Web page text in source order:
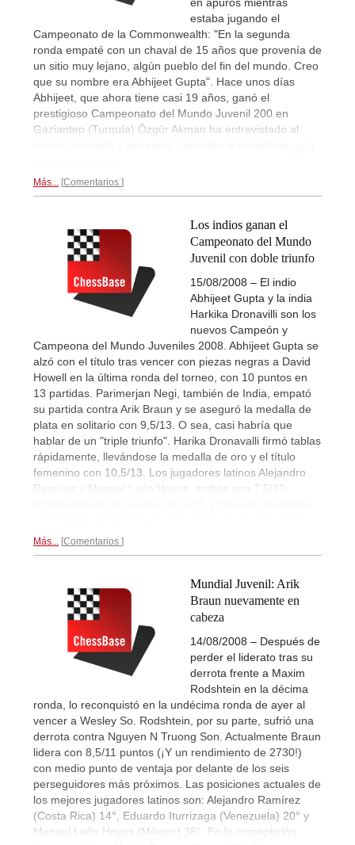
estaba jugando el
Campeonato de la Commonwealth: "En la segunda
ronda empaté con un chaval de 15 años que provenía de
un sitio muy lejano, algún pueblo del fin del mundo. Creo
que su nombre era Abhijeet Gupta". Hace unos días
Abhijeet, que ahora tiene casi 19 años, ganó el
prestigioso Campeonato del Mundo Juvenil 200 en
Gaziantep (Turquía) Özgür Akman ha entrevistado al
Más... Comentarios
Los indios ganan el
Campeonato del Mundo
Juvenil con doble triunfo
15/08/2008 – El indio
Abhijeet Gupta y la india
Harkika Dronavilli son los
nuevos Campeón y
Campeona del Mundo Juveniles 2008. Abhijeet Gupta se
alzó con el título tras vencer con piezas negras a David
Howell en la última ronda del torneo, con 10 puntos en
13 partidas. Parimerjan Negi, también de India, empató
su partida contra Arik Braun y se aseguró la medalla de
plata en solitario con 9,5/13. O sea, casi habría que
hablar de un "triple triunfo". Harika Dronavalli firmó tablas
rápidamente, llevándose la medalla de oro y el título
femenino con 10,5/13. Los jugadores latinos Alejandro
Ramírez y Manuel León Hoyos, ambos con 7,5/13,
Más... Comentarios
Mundial Juvenil: Arik
Braun nuevamente en
cabeza
14/08/2008 – Después de
perder el liderato tras su
derrota frente a Maxim
Rodshtein en la décima
ronda, lo reconquistó en la undécima ronda de ayer al
vencer a Wesley So. Rodshtein, por su parte, sufrió una
derrota contra Nguyen N Truong Son. Actualmente Braun
lidera con 8,5/11 puntos (¡Y un rendimiento de 2730!)
con medio punto de ventaja por delante de los seis
perseguidores más próximos. Las posiciones actuales de
los mejores jugadores latinos son: Alejandro Ramírez
(Costa Rica) 14°, Eduardo Iturrizaga (Venezuela) 20° y
Manuel León Hoyos (México) 38°. En la comeptición